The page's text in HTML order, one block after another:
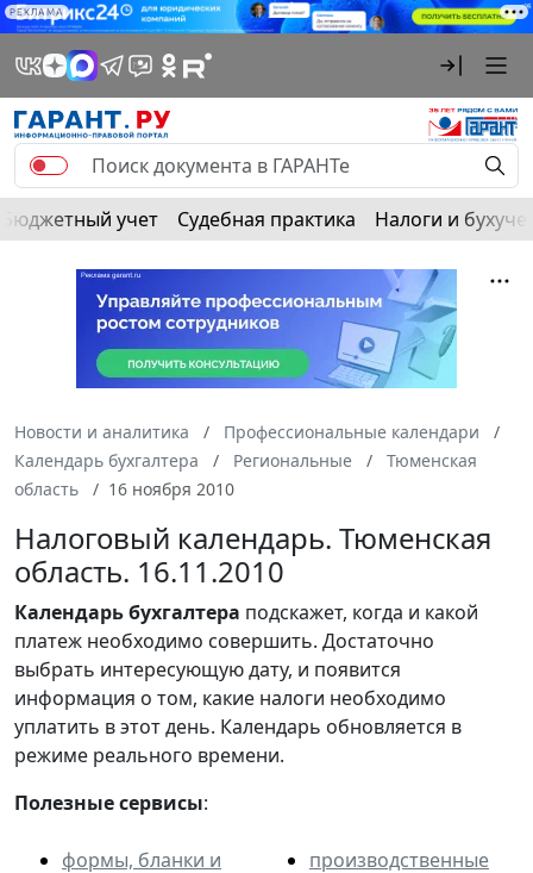
РЕКЛАМА
Бюджетный учет Судебная практика Налоги и
Новости и аналитика
Профессиональные календари
Календарь бухгалтера
Региональные
Тюменская
область
16 ноября 2010
Налоговый календарь. Тюменская
область. 16.11.2010
Календарьбухгалтера подскажет, когда и какой
платеж необходимо совершить. Достаточно
выбрать интересующую дату, и появится
информация о том, какие налоги необходимо
уплатить в этот день. Календарь обновляется в
режиме реального времени.
Полезные сервисы:
формы, бланки и
производственные